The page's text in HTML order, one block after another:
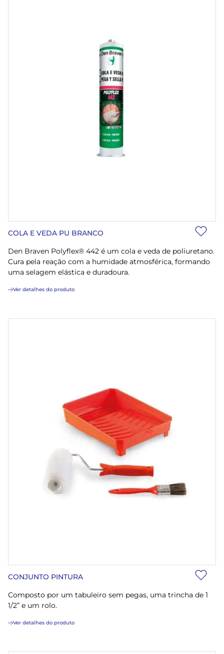
COLA E VEDA PU BRANCO
Den Braven Polyflex® 442 é um cola e veda de poliuretano.
Cura pela reação com a humidade atmosférica, formando
uma selagem elástica e duradoura.
Ver detalhes do produto
CONJUNTO PINTURA
Composto por um tabuleiro sem pegas, uma trincha de 1
1/2” e um rolo.
Ver detalhes do produto